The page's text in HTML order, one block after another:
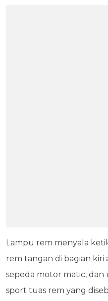
Lampu rem menyala
rem tangan di bagian
sepeda motor matic,
sport tuas rem yang